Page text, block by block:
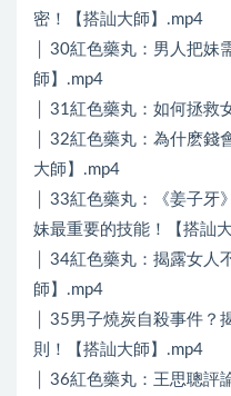
密！【搭訕大師】.mp4
│ 30紅色藥丸：男人把妹
師】.mp4
│ 31紅色藥丸：如何拯救
│ 32紅色藥丸：為什麽錢
大師】.mp4
│ 33紅色藥丸：《姜子牙
妹最重要的技能！【搭訕
│ 34紅色藥丸：揭露女人
師】.mp4
│ 35男子燒炭自殺事件？
則！【搭訕大師】.mp4
│ 36紅色藥丸：王思聰評